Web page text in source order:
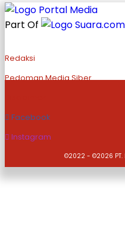
Part Of
Redaksi
Pedoman Media Siber
Facebook
Instagram
©2022 - ©2026 PT.